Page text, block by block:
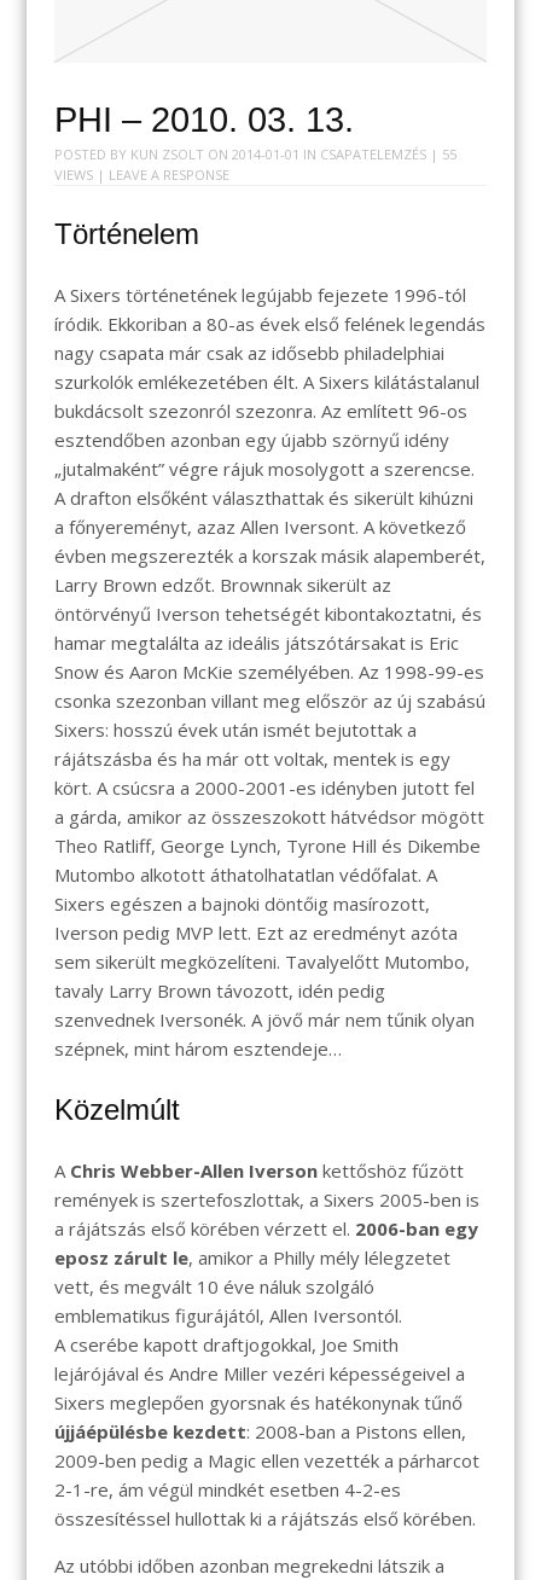
PHI – 2010. 03. 13.
POSTED BY KUN ZSOLT ON 2014-01-01 IN CSAPATELEMZÉS| 55
VIEWS | LEAVE A RESPONSE
Történelem
A Sixers történetének legújabb fejezete 1996-tól
íródik. Ekkoriban a 80-as évek első felének legendás
nagy csapata már csak az idősebb philadelphiai
szurkolók emlékezetében élt. A Sixers kilátástalanul
bukdácsolt szezonról szezonra. Az említett 96-os
esztendőben azonban egy újabb szörnyű idény
„jutalmaként” végre rájuk mosolygott a szerencse.
A drafton elsőként választhattak és sikerült kihúzni
a főnyereményt, azaz Allen Iversont. A következő
évben megszerezték a korszak másik alapemberét,
Larry Brown edzőt. Brownnak sikerült az
öntörvényű Iverson tehetségét kibontakoztatni, és
hamar megtalálta az ideális játszótársakat is Eric
Snow és Aaron McKie személyében. Az 1998-99-es
csonka szezonban villant meg először az új szabású
Sixers: hosszú évek után ismét bejutottak a
rájátszásba és ha már ott voltak, mentek is egy
kört. A csúcsra a 2000-2001-es idényben jutott fel
a gárda, amikor az összeszokott hátvédsor mögött
Theo Ratliff, George Lynch, Tyrone Hill és Dikembe
Mutombo alkotott áthatolhatatlan védőfalat. A
Sixers egészen a bajnoki döntőig masírozott,
Iverson pedig MVP lett. Ezt az eredményt azóta
sem sikerült megközelíteni. Tavalyelőtt Mutombo,
tavaly Larry Brown távozott, idén pedig
szenvednek Iversonék. A jövő már nem tűnik olyan
szépnek, mint három esztendeje…
Közelmúlt
A Chris Webber-Allen Iversonkettőshöz fűzött
remények is szertefoszlottak, a Sixers 2005-ben is
a rájátszás első körében vérzett el. 2006-ban egy
eposz zárult le, amikor a Philly mély lélegzetet
vett, és megvált 10 éve náluk szolgáló
emblematikus figurájától, Allen Iversontól.
A cserébe kapott draftjogokkal, Joe Smith
lejárójával és Andre Miller vezéri képességeivel a
Sixers meglepően gyorsnak és hatékonynak tűnő
újjáépülésbe kezdett: 2008-ban a Pistons ellen,
2009-ben pedig a Magic ellen vezették a párharcot
2-1-re, ám végül mindkét esetben 4-2-es
összesítéssel hullottak ki a rájátszás első körében.
Az utóbbi időben azonban megrekedni látszik a